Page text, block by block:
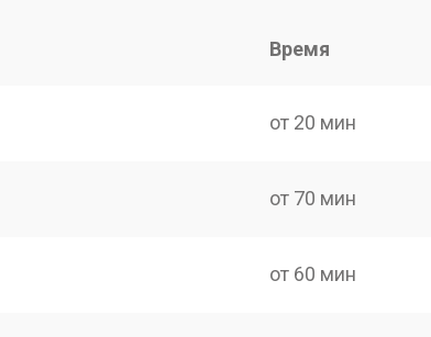
Время
от 20 мин
от 70 мин
от 60 мин